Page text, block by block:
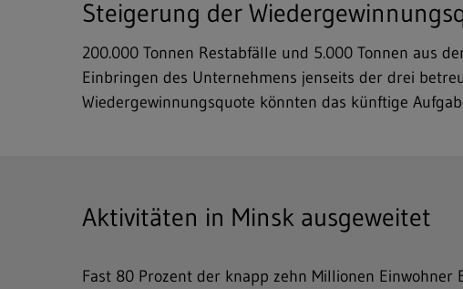
Steigerung der
200.000 Tonnen Restabfälle und 5.000 Tonnen aus
Einbringen des Unternehmens jenseits der drei
Wiedergewinnungsquote könnten das künftige
Aktivitäten in Minsk ausgeweitet
Fast 80 Prozent der knapp zehn Millionen